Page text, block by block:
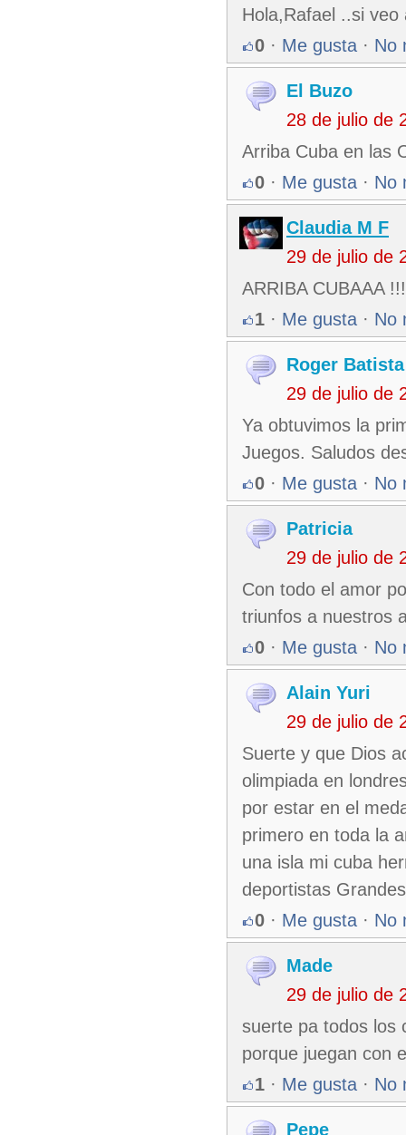
Hola,Rafael ..si
0 · Me gusta · No
El Buzo
28 de julio de
Arriba Cuba en las
0 · Me gusta · No
Claudia M F
29 de julio de
ARRIBA CUBAAA
1 · Me gusta · No
Roger Batista
29 de julio de
Ya obtuvimos la
Juegos. Saludos
0 · Me gusta · No
Patricia
29 de julio de
Con todo el amor
triunfos a nuestros
0 · Me gusta · No
Alain Yuri
29 de julio de
Suerte y que Dios
olimpiada en
por estar en el
primero en toda la
una isla mi cuba
deportistas
0 · Me gusta · No
Made
29 de julio de
suerte pa todos los
porque juegan con
1 · Me gusta · No
Pepe